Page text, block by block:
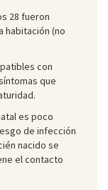
28 fueron
habitación (no
con
que
es poco
de infección
nacido se
el contacto